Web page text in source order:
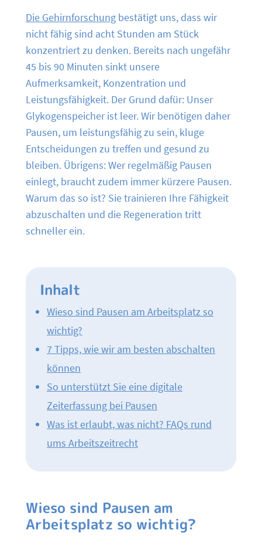
Die Gehirnforschung bestätigt uns, dass wir
nicht fähig sind acht Stunden am Stück
konzentriert zu denken. Bereits nach ungefähr
45 bis 90 Minuten sinkt unsere
Aufmerksamkeit, Konzentration und
Leistungsfähigkeit. Der Grund dafür: Unser
Glykogenspeicher ist leer. Wir benötigen daher
Pausen, um leistungsfähig zu sein, kluge
Entscheidungen zu treffen und gesund zu
bleiben. Übrigens: Wer regelmäßig Pausen
einlegt, braucht zudem immer kürzere Pausen.
Warum das so ist? Sie trainieren Ihre Fähigkeit
abzuschalten und die Regeneration tritt
schneller ein.
Inhalt
Wieso sind Pausen am Arbeitsplatz so
wichtig?
7 Tipps, wie wir am besten abschalten
können
So unterstützt Sie eine digitale
Zeiterfassung bei Pausen
Was ist erlaubt, was nicht? FAQs rund
ums Arbeitszeitrecht
Wieso sind Pausen am
Arbeitsplatz so wichtig?